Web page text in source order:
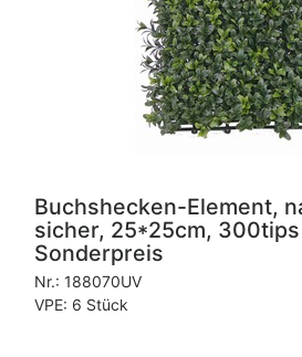
Buchshecken-Element,
sicher, 25*25cm,
Sonderpreis
Nr.: 188070UV
VPE: 6 Stück